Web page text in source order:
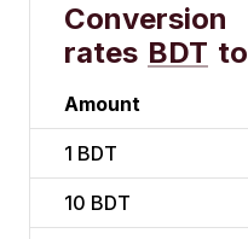
Conversion
rates BDT to
Amount
1 BDT
10 BDT